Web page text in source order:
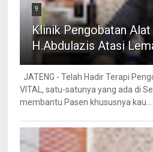
9
Klinik Pengobatan
H.Abdulazis Atasi
JATENG - Telah Hadir Terapi
VITAL, satu-satunya yang ada di
membantu Pasen khususnya kau...